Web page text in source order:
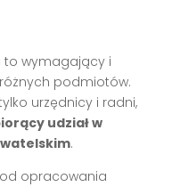
to wymagający i
podmiotów.
urzędnicy i radni,
udział w
.
opracowania